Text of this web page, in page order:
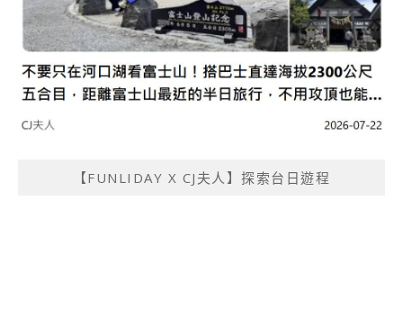
【FUNLIDAY X CJ夫人】探索台日遊程